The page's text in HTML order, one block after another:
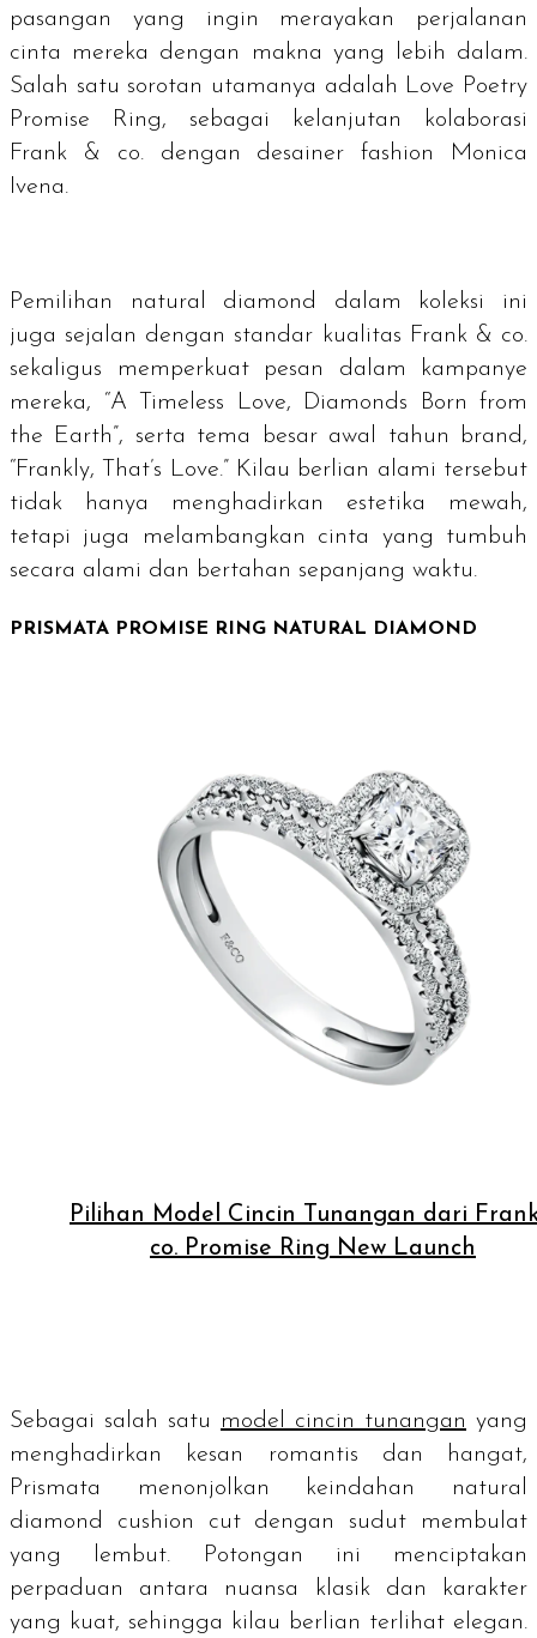
pasangan yang ingin merayakan perjalanan
cinta mereka dengan makna yang lebih dalam.
Salah satu sorotan utamanya adalah Love Poetry
Promise Ring, sebagai kelanjutan kolaborasi
Frank & co. dengan desainerfashion
Monica
Ivena.
Pemilihan natural diamond
dalam koleksi ini
juga sejalan dengan standar kualitas Frank & co.
sekaligus memperkuat pesan dalam kampanye
mereka, “A Timeless Love, Diamonds Born from
the Earth”, serta tema besar awal tahun
brand ,
“Frankly, That’s Love.” Kilau berlian alami tersebut
tidak hanya menghadirkan estetika mewah,
tetapi juga melambangkan cinta yang tumbuh
secara alami dan bertahan sepanjang waktu.
PRISMATA PROMISE RING NATURAL DIAMOND
Pilihan Model Cincin Tunangan dari
co. Promise Ring New Launch
Sebagai salah satu model cincin tunangan yang
menghadirkan kesan romantis dan hangat,
Prismata menonjolkan keindahan natural
diamond
cushion cutdengan sudut membulat
yang lembut. Potongan ini menciptakan
perpaduan antara nuansa klasik dan karakter
yang kuat, sehingga kilau berlian terlihat elegan.